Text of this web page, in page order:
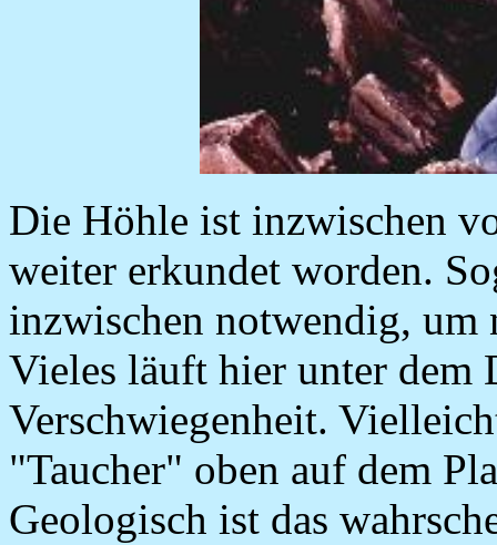
Die Höhle ist inzwischen
weiter erkundet worden.
inzwischen notwendig, um
Vieles läuft hier unter dem
Verschwiegenheit.
"Taucher" oben auf dem
Geologisch ist das